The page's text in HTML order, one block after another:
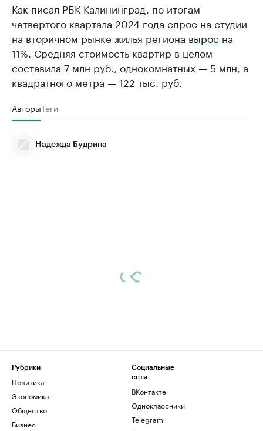
Как писал РБК Калининград, по итогам
четвертого квартала 2024 года спрос на студии
на вторичном рынке жилья региона вырос на
11%. Средняя стоимость квартир в целом
составила 7 млн руб., однокомнатных — 5 млн, а
квадратного метра — 122 тыс. руб.
АвторыТеги
Надежда Будрина
Рубрики
Политика
Экономика
Общество
Бизнес
Социальные
сети
ВКонтакте
Одноклассники
Telegram